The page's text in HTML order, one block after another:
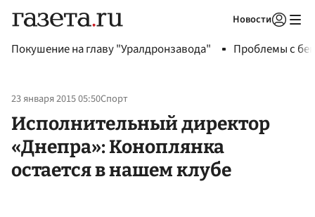
Новости
Покушение на главу "Уралдронзавода" Проблемы с
23 января 2015 05:50Спорт
Исполнительный директор
«Днепра»: Коноплянка
остается в нашем клубе